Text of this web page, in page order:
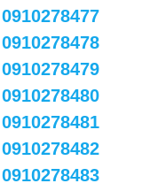
0910278477
0910278478
0910278479
0910278480
0910278481
0910278482
0910278483